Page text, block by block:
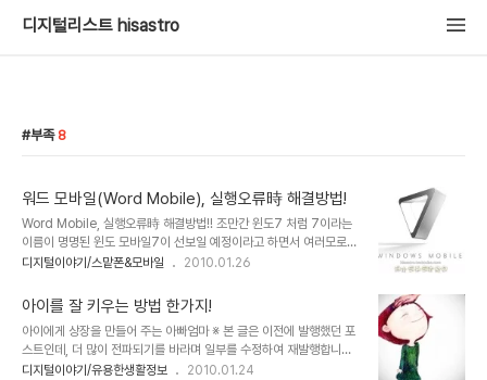
디지털리스트 hisastro
부족 8
워드 모바일(Word Mobile), 실행오류時 해결방법!
Word Mobile, 실행오류時 해결방법!! 조만간 윈도7 처럼 7이라는
이름이 명명된 윈도 모바일7이 선보일 예정이라고 하면서 여러모로
개선된 모습일 것임을 MS가 시사하고 있긴 합니다만... 어느정도의 획
수 있을지 기대 아닌 기대를 가지고 있습니다. 워낙 윈도 모바일 6.5
까지 실망스러운 모습이었기에... ▲ 윈도 모바일 7의 로고로 알려진
이미지현재, 저의 옴냐에도 이 로고를 사용하고 있습니다. ^^ 현재 윈
도 모바일용 스마트폰 사용자들이 생각하는 윈도 모바일의 가장 큰 공
통된 문제인식 중 하나는 메모리 부족일 겁니다. MS가 데스크탑에서
디지털이야기/스맡폰&모바일 2010.01.26
아이를 잘 키우는 방법 한가지!
아이에게 상장을 만들어 주는 아빠엄마 ※ 본 글은 이전에 발행했던 포
스트인데, 더 많이 전파되기를 바라며 일부를 수정하여 재발행합니다.
(_ _) 칭찬이라는 말을 참 좋아합니다. 우화를 통한 제목으로도 "칭찬
디지털이야기/유용한생활정보 2010.01.24